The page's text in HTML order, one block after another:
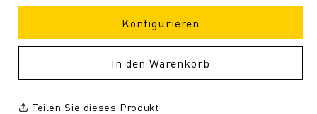
Konfigurieren
In den Warenkorb
Teilen Sie dieses Produkt